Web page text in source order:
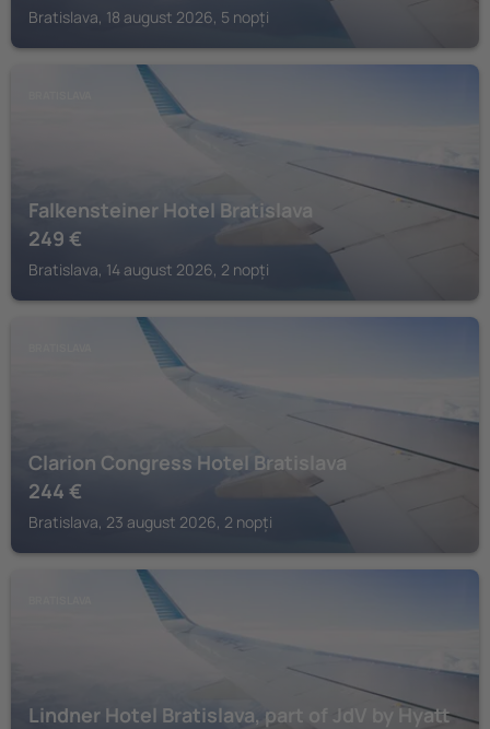
Bratislava, 18 august 2026, 5 nopți
Falkensteiner Hotel Bratislava
249 €
Bratislava, 14 august 2026, 2 nopți
Clarion Congress Hotel Bratislava
244 €
Bratislava, 23 august 2026, 2 nopți
Lindner Hotel Bratislava, part of JdV by Hyatt